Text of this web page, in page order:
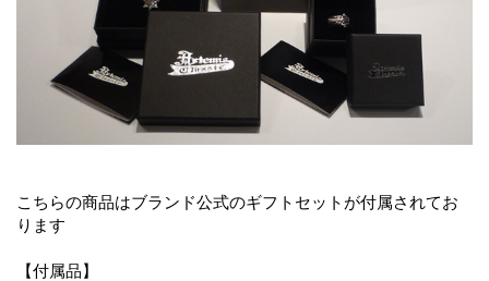
こちらの商品はブランド公式のギフトセットが付属されてお
ります
【付属品】